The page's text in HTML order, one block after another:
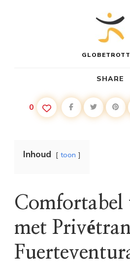
SHARE
0
Inhoud toon
Comfortabel
met